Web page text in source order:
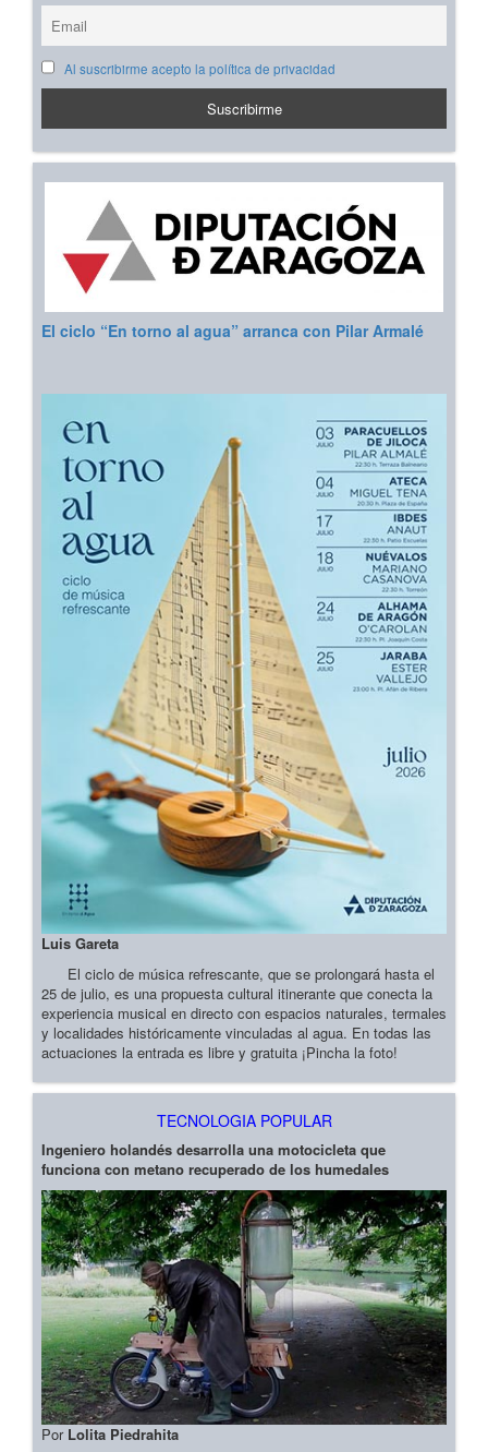
Al suscribirme acepto la política de privacidad
El ciclo “En torno al agua” arranca con Pilar Armalé
Luis Gareta
El ciclo de música refrescante, que se prolongará hasta el
25 de julio, es una propuesta cultural itinerante que conecta la
experiencia musical en directo con espacios naturales, termales
y localidades históricamente vinculadas al agua. En todas las
actuaciones la entrada es libre y gratuita ¡Pincha la foto!
TECNOLOGIA POPULAR
Ingeniero holandés desarrolla una motocicleta que
funciona con metano recuperado de los humedales
Por Lolita Piedrahita